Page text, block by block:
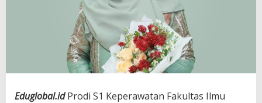
Eduglobal.idProdi S1 Keperawatan Fakultas Ilmu